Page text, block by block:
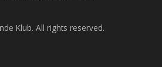
Klub. All rights reserved.